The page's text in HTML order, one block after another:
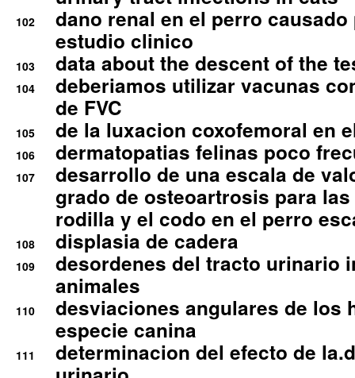
102
dano renal en el perro
estudio clinico
103 data about the descent of the
104
deberiamos utilizar vacunas
de FVC
105 de la luxacion coxofemoral en
106 dermatopatias felinas poco
107
desarrollo de una escala de
grado de osteoartrosis para
rodilla y el codo en el perro
108 displasia de cadera
109
desordenes del tracto urinario
animales
110
desviaciones angulares de los
especie canina
111
determinacion del efecto de